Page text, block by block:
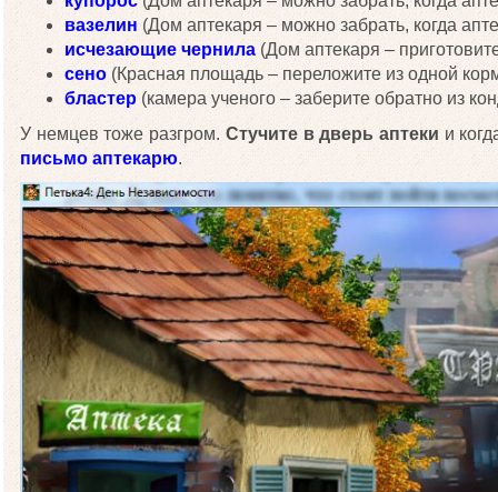
вазелин (Дом аптекаря – можно забрать, когда
исчезающие чернила (Дом аптекаря –
сено (Красная площадь – переложите из одной
бластер (камера ученого – заберите обратно из
У немцев тоже разгром. Стучите в дверь аптеки и
письмо аптекарю.